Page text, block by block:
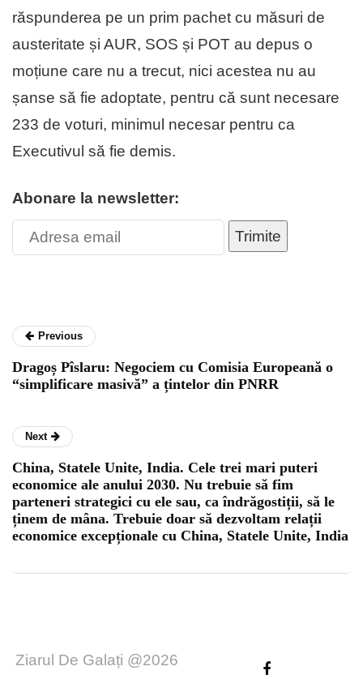
răspunderea pe un prim pachet cu măsuri de
austeritate și AUR, SOS și POT au depus o
moțiune care nu a trecut, nici acestea nu au
șanse să fie adoptate, pentru că sunt necesare
233 de voturi, minimul necesar pentru ca
Executivul să fie demis.
Abonare la newsletter:
Trimite
Previous
Dragoș Pîslaru: Negociem cu Comisia Europeană o
“simplificare masivă” a țintelor din PNRR
Next
China, Statele Unite, India. Cele trei mari puteri
economice ale anului 2030. Nu trebuie să fim
parteneri strategici cu ele sau, ca îndrăgostiții, să le
ținem de mâna. Trebuie doar să dezvoltam relații
economice excepționale cu China, Statele Unite, India
Ziarul De Galați @2026